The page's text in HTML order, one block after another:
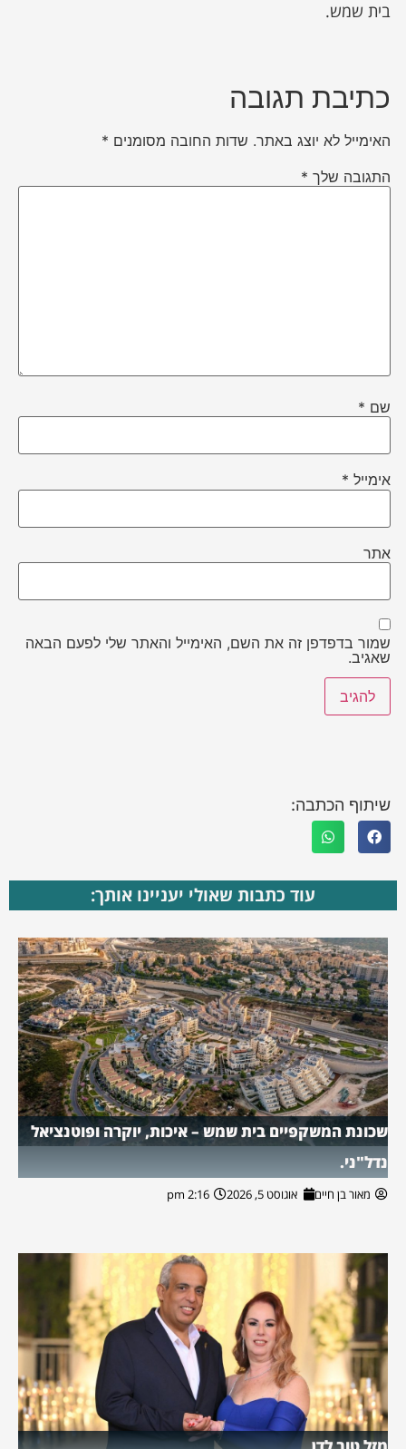
בית שמש.
כתיבת תגובה
האימייל לא יוצג באתר. שדות החובה מסומנים *
התגובה שלך *
שם *
אימייל *
אתר
שמור בדפדפן זה את השם, האימייל והאתר שלי לפעם הבאה
שאגיב.
שיתוף הכתבה:
עוד כתבות שאולי יעניינו אותך:
שכונת המשקפיים בית שמש – איכות, יוקרה ופוטנציאל
נדל"ני.
מאור בן חיים אוגוסט 5, 2026 2:16 pm